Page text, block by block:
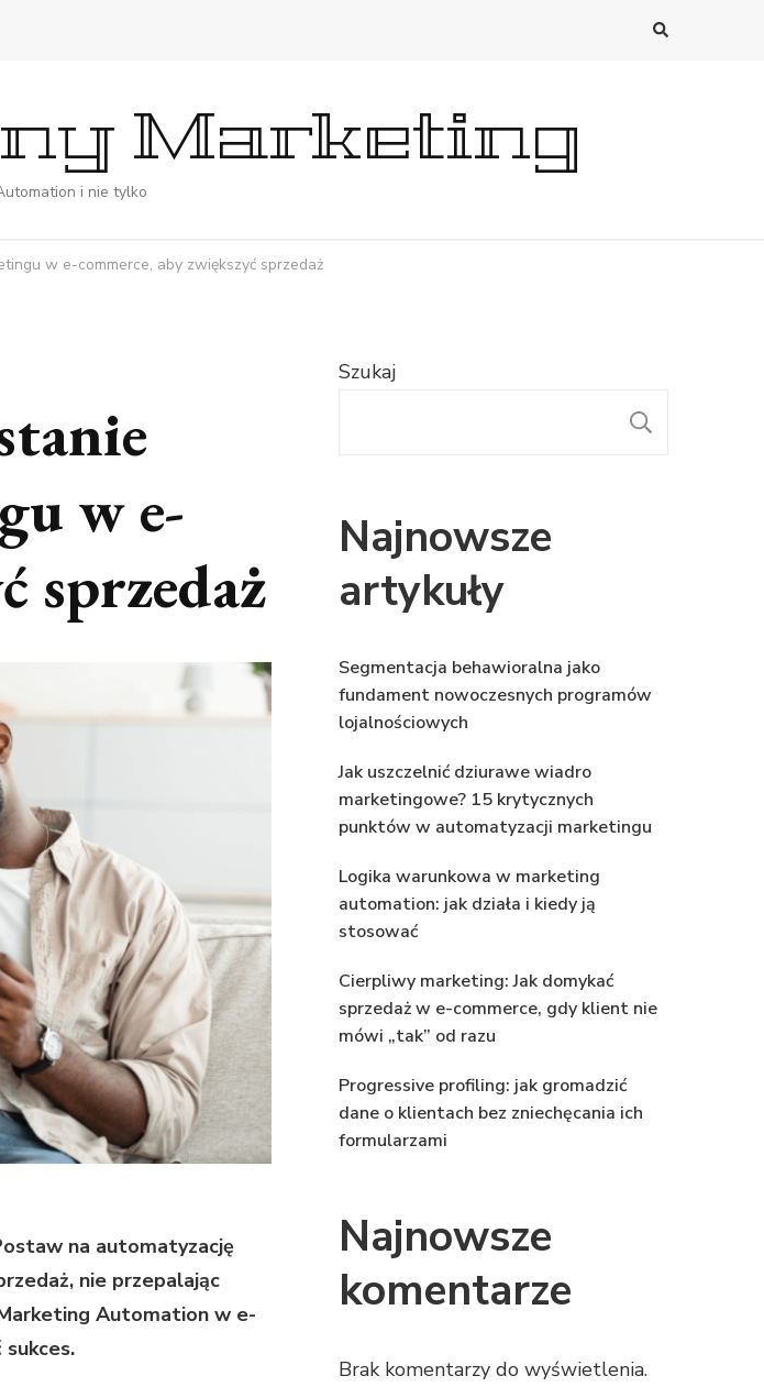
Marketing
i nie tylko
w e-commerce, aby zwiększyć sprzedaż
w e-
sprzedaż
na automatyzację
nie przepalając
Automation w e-
Szukaj
Najnowsze
artykuły
Segmentacja behawioralna jako
fundament nowoczesnych programów
lojalnościowych
Jak uszczelnić dziurawe wiadro
marketingowe? 15 krytycznych
punktów w automatyzacji marketingu
Logika warunkowa w marketing
automation: jak działa i kiedy ją
stosować
Cierpliwy marketing: Jak domykać
sprzedaż w e-commerce, gdy klient nie
mówi „tak” od razu
Progressive profiling: jak gromadzić
dane o klientach bez zniechęcania ich
formularzami
Najnowsze
komentarze
Brak komentarzy do wyświetlenia.